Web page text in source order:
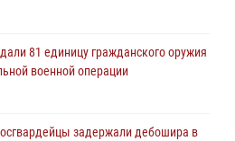
81 единицу гражданского оружия
военной операции
задержали дебошира в